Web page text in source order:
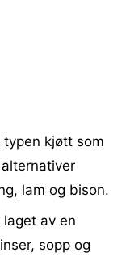
kjøtt som
lam og bison.
av en
sopp og